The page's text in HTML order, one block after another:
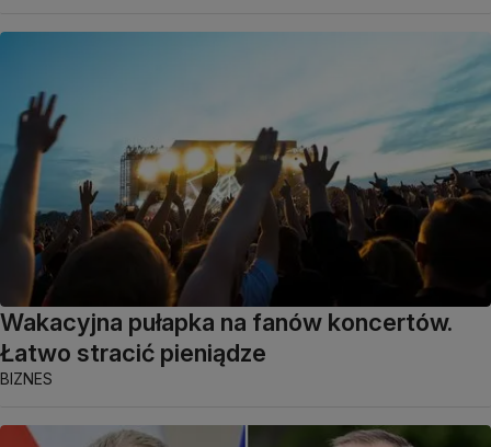
Wakacyjna pułapka na fanów koncertów.
Łatwo stracić pieniądze
BIZNES